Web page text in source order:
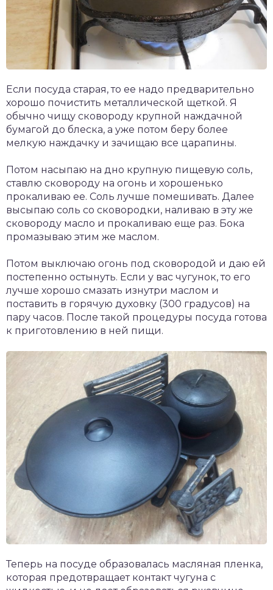
Если посуда старая, то ее надо предварительно
хорошо почистить металлической щеткой. Я
обычно чищу сковороду крупной наждачной
бумагой до блеска, а уже потом беру более
мелкую наждачку и зачищаю все царапины.
Потом насыпаю на дно крупную пищевую соль,
ставлю сковороду на огонь и хорошенько
прокаливаю ее. Соль лучше помешивать. Далее
высыпаю соль со сковородки, наливаю в эту же
сковороду масло и прокаливаю еще раз. Бока
промазываю этим же маслом.
Потом выключаю огонь под сковородой и даю ей
постепенно остынуть. Если у вас чугунок, то его
лучше хорошо смазать изнутри маслом и
поставить в горячую духовку (300 градусов) на
пару часов. После такой процедуры посуда готова
к приготовлению в ней пищи.
Теперь на посуде образовалась масляная пленка,
которая предотвращает контакт чугуна с